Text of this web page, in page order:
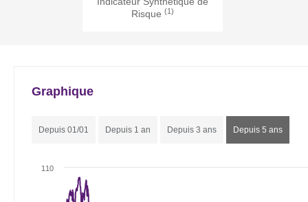
Risque (1)
Graphique
Depuis 01/01 Depuis 1 an Depuis 3 ans Depuis 5 ans
110